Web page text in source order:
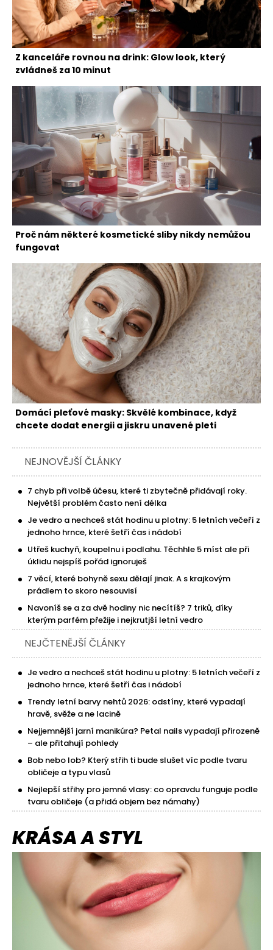
Z kanceláře rovnou na drink: Glow look, který
zvládneš za 10 minut
Proč nám některé kosmetické sliby nikdy nemůžou
fungovat
Domácí pleťové masky: Skvělé kombinace, když
chcete dodat energii a jiskru unavené pleti
NEJNOVĚJŠÍ ČLÁNKY
7 chyb při volbě účesu, které ti zbytečně přidávají roky.
Největší problém často není délka
Je vedro a nechceš stát hodinu u plotny: 5 letních večeří z
jednoho hrnce, které šetří čas i nádobí
Utřeš kuchyň, koupelnu i podlahu. Těchhle 5 míst ale při
úklidu nejspíš pořád ignoruješ
7 věcí, které bohyně sexu dělají jinak. A s krajkovým
prádlem to skoro nesouvisí
Navoníš se a za dvě hodiny nic necítíš? 7 triků, díky
kterým parfém přežije i nejkrutjší letní vedro
NEJČTENĚJŠÍ ČLÁNKY
Je vedro a nechceš stát hodinu u plotny: 5 letních večeří z
jednoho hrnce, které šetří čas i nádobí
Trendy letní barvy nehtů 2026: odstíny, které vypadají
hravě, svěže a ne lacině
Nejjemnější jarní manikúra? Petal nails vypadají přirozeně
– ale přitahují pohledy
Bob nebo lob? Který střih ti bude slušet víc podle tvaru
obličeje a typu vlasů
Nejlepší střihy pro jemné vlasy: co opravdu funguje podle
tvaru obličeje (a přidá objem bez námahy)
KRÁSA A STYL